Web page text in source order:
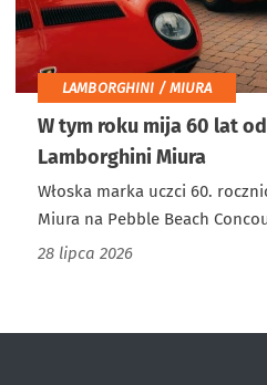
LAMBORGHINI / MIURA
W tym roku mija 60 lat
Lamborghini Miura
Włoska marka uczci 60.
Miura na Pebble Beach
28 lipca 2026